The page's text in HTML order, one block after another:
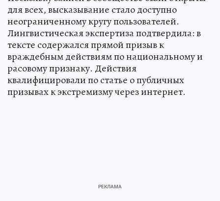
для всех, высказывание стало доступно
неограниченному кругу пользователей.
Лингвистическая экспертиза подтвердила: в
тексте содержался прямой призыв к
враждебным действиям по национальному и
расовому признаку. Действия
квалифицировали по статье о публичных
призывах к экстремизму через интернет.